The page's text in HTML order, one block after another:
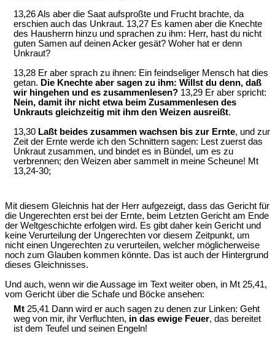
13,26 Als aber die Saat aufsproßte und Frucht brachte, da
erschien auch das Unkraut. 13,27 Es kamen aber die Knechte
des Hausherrn hinzu und sprachen zu ihm: Herr, hast du nicht
guten Samen auf deinen Acker gesät? Woher hat er denn
Unkraut?
13,28 Er aber sprach zu ihnen: Ein feindseliger Mensch hat dies
getan. Die Knechte aber sagen zu ihm: Willst du denn, daß
wir hingehen und es zusammenlesen? 13,29 Er aber spricht:
Nein, damit ihr nicht etwa beim Zusammenlesen des
Unkrauts gleichzeitig mit ihm den Weizen ausreißt.
13,30 Laßt beides zusammen wachsen bis zur Ernte, und zur
Zeit der Ernte werde ich den Schnittern sagen: Lest zuerst das
Unkraut zusammen, und bindet es in Bündel, um es zu
verbrennen; den Weizen aber sammelt in meine Scheune! Mt
13,24-30;
Mit diesem Gleichnis hat der Herr aufgezeigt, dass das Gericht für
die Ungerechten erst bei der Ernte, beim Letzten Gericht am Ende
der Weltgeschichte erfolgen wird. Es gibt daher kein Gericht und
keine Verurteilung der Ungerechten vor diesem Zeitpunkt, um
nicht einen Ungerechten zu verurteilen, welcher möglicherweise
noch zum Glauben kommen könnte. Das ist auch der Hintergrund
dieses Gleichnisses.
Und auch, wenn wir die Aussage im Text weiter oben, in Mt 25,41,
vom Gericht über die Schafe und Böcke ansehen:
Mt 25,41 Dann wird er auch sagen zu denen zur Linken: Geht
weg von mir, ihr Verfluchten, in das ewige Feuer, das bereitet
ist dem Teufel und seinen Engeln!